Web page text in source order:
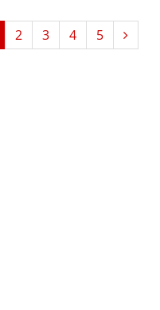
2 3 4 5